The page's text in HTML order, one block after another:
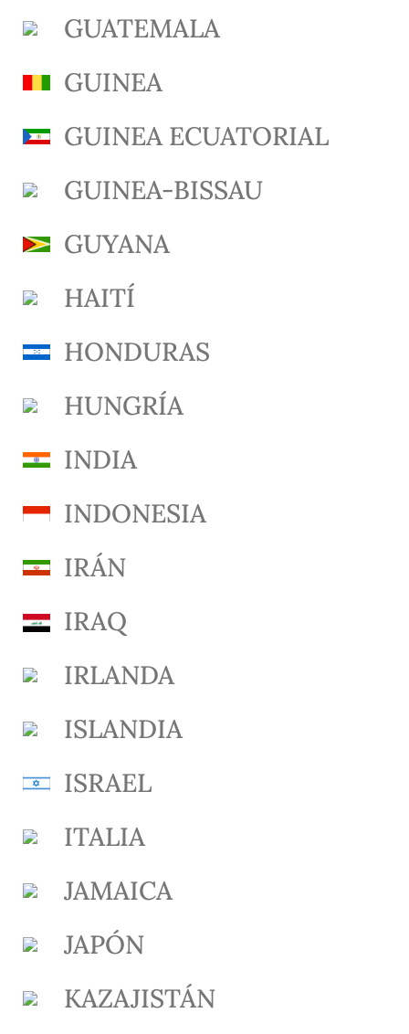
GUATEMALA
GUINEA
GUINEA ECUATORIAL
GUINEA-BISSAU
GUYANA
HAITÍ
HONDURAS
HUNGRÍA
INDIA
INDONESIA
IRÁN
IRAQ
IRLANDA
ISLANDIA
ISRAEL
ITALIA
JAMAICA
JAPÓN
KAZAJISTÁN